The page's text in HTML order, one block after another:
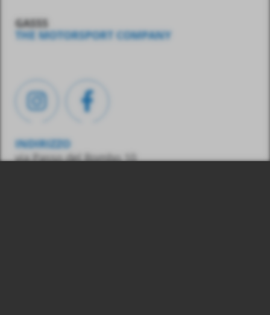
GASSS
THE MOTORSPORT COMPANY
INDIRIZZO
via Passo del Rombo 10